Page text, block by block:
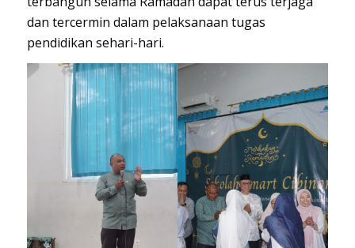
dan tercermin dalam pelaksanaan tugas
pendidikan sehari-hari.